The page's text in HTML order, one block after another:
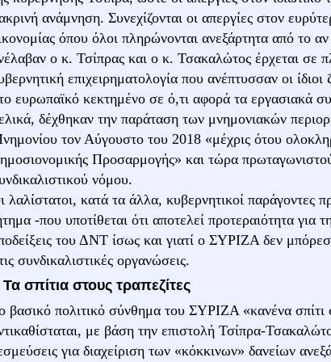
ανάμνηση. Συνεχίζονται οι απεργίες στον
όπου όλοι πληρώνονται ανεξάρτητα από το
ο κ. Τσίπρας και ο κ. Τσακαλώτος έρχεται σε
επιχειρηματολογία που ανέπτυσσαν οι
ευρωπαϊκό κεκτημένο σε ό,τι αφορά τα εργασιακά
δέχθηκαν την παράταση των μνημονιακών
τον Αύγουστο του 2018 «μέχρις ότου
Προσαρμογής» και τώρα
νόμου.
λαλίστατοι, κατά τα άλλα, κυβερνητικοί παράγοντες
-που υποτίθεται ότι αποτελεί προτεραιότητα για
του ΔΝΤ ίσως και γιατί ο ΣΥΡΙΖΑ δεν
συνδικαλιστικές οργανώσεις.
σπίτια στους τραπεζίτες
βασικό πολιτικό σύνθημα του ΣΥΡΙΖΑ «κανένα σπίτι
με βάση την επιστολή Τσίπρα-
για διαχείριση των «κόκκινων» δανείων